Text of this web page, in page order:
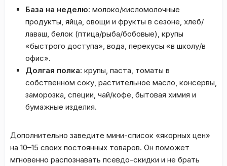
База на неделю: молоко/кисломолочные
продукты, яйца, овощи и фрукты в сезоне, хлеб/
лаваш, белок (птица/рыба/бобовые), крупы
«быстрого доступа», вода, перекусы «в школу/в
офис».
Долгая полка: крупы, паста, томаты в
собственном соку, растительное масло, консервы,
заморозка, специи, чай/кофе, бытовая химия и
бумажные изделия.
Дополнительно заведите мини-список «якорных цен»
на 10–15 своих постоянных товаров. Он поможет
мгновенно распознавать псевдо-скидки и не брать